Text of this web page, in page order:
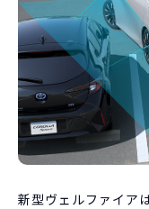
新型ヴェルファイア